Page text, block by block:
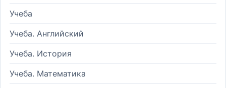
Учеба
Учеба. Английский
Учеба. История
Учеба. Математика